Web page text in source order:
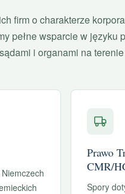
firm o charakterze
pełne wsparcie w języku
i organami na
Prawo
CMR/
Spory